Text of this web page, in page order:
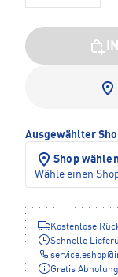
Ausgewählter
Shop wählen
Wähle einen
Kostenlose
Schnelle
service.eshop@
Gratis